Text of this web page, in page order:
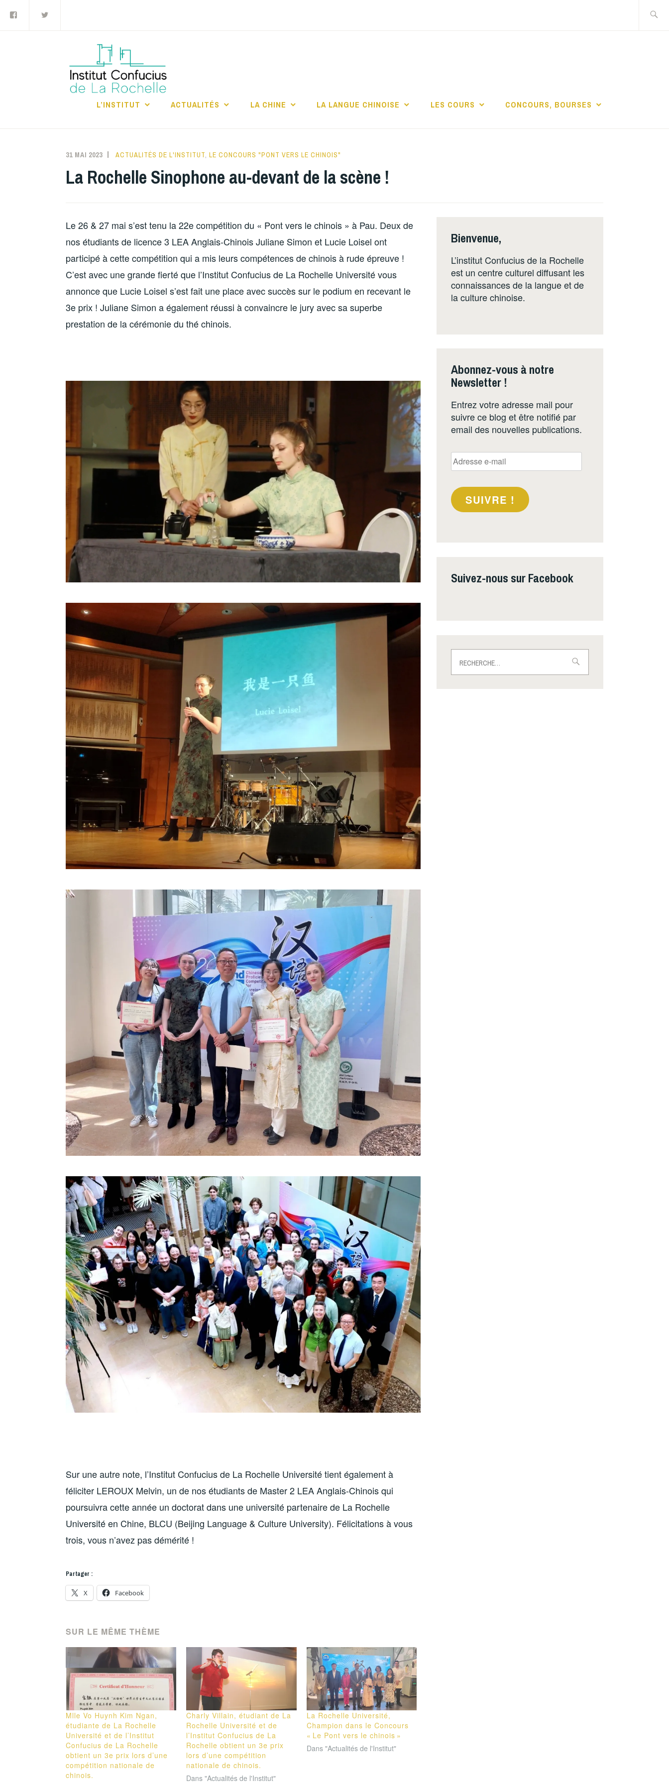
ROCHELLE
L’INSTITUT ACTUALITÉS LA CHINE LA LANGUE CHINOISE LES COURS CONCOURS, BOURSES
31 MAI 2023 INSTITUTCONFUCIUSLAROCHELLE
ACTUALITÉS DE L'INSTITUT LE CONCOURS "PONT VERS LE CHINOIS"
La Rochelle Sinophone au-devant de la scène !
Le 26 & 27 mai s’est tenu la 22e compétition du « Pont vers le chinois » à Pau. Deux de
nos étudiants de licence 3 LEA Anglais-Chinois Juliane Simon et Lucie Loisel ont
participé à cette compétition qui a mis leurs compétences de chinois à rude épreuve !
C’est avec une grande fierté que l’Institut Confucius de La Rochelle Université vous
annonce que Lucie Loisel s’est fait une place avec succès sur le podium en recevant le
3e prix ! Juliane Simon a également réussi à convaincre le jury avec sa superbe
prestation de la cérémonie du thé chinois.
Sur une autre note, l’Institut Confucius de La Rochelle Université tient également à
féliciter LEROUX Melvin, un de nos étudiants de Master 2 LEA Anglais-Chinois qui
poursuivra cette année un doctorat dans une université partenaire de La Rochelle
Université en Chine, BLCU (Beijing Language & Culture University). Félicitations à vous
trois, vous n’avez pas démérité !
Partager :
X Facebook
SUR LE MÊME THÈME
Mlle Vo Huynh Kim Ngan,
étudiante de La Rochelle
Université et de l’Institut
Confucius de La Rochelle
obtient un 3e prix lors d’une
compétition nationale de
chinois.
Charly Villain, étudiant de La
Rochelle Université et de
l’Institut Confucius de La
Rochelle obtient un 3e prix
lors d’une compétition
nationale de chinois.
Dans "Actualités de l'Institut"
La Rochelle Université,
Champion dans le Concours
« Le Pont vers le chinois »
Dans "Actualités de l'Institut"
Bienvenue,
L’institut Confucius de la Rochelle
est un centre culturel diffusant les
connaissances de la langue et de
la culture chinoise.
Abonnez-vous à notre
Newsletter !
Entrez votre adresse mail pour
suivre ce blog et être notifié par
email des nouvelles publications.
Adresse
e-
SUIVRE !
Suivez-nous sur Facebook